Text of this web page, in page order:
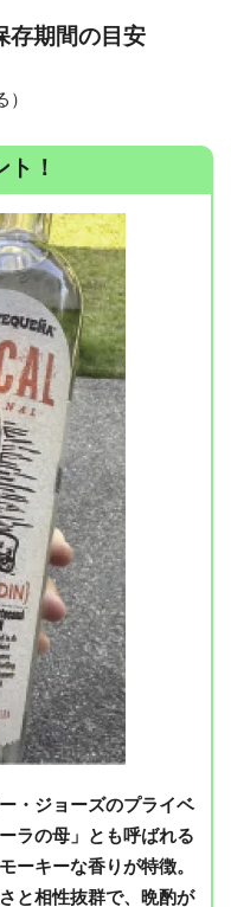
存期間の目安
！
・ジョーズのプライベ
ラの母」とも呼ばれる
ーキーな香りが特徴。
と相性抜群で、晩酌が